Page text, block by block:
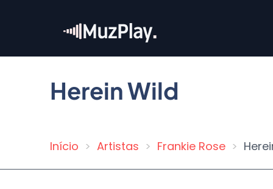
conteúdo
Herein Wild
Trilha
Início Artistas Frankie Rose